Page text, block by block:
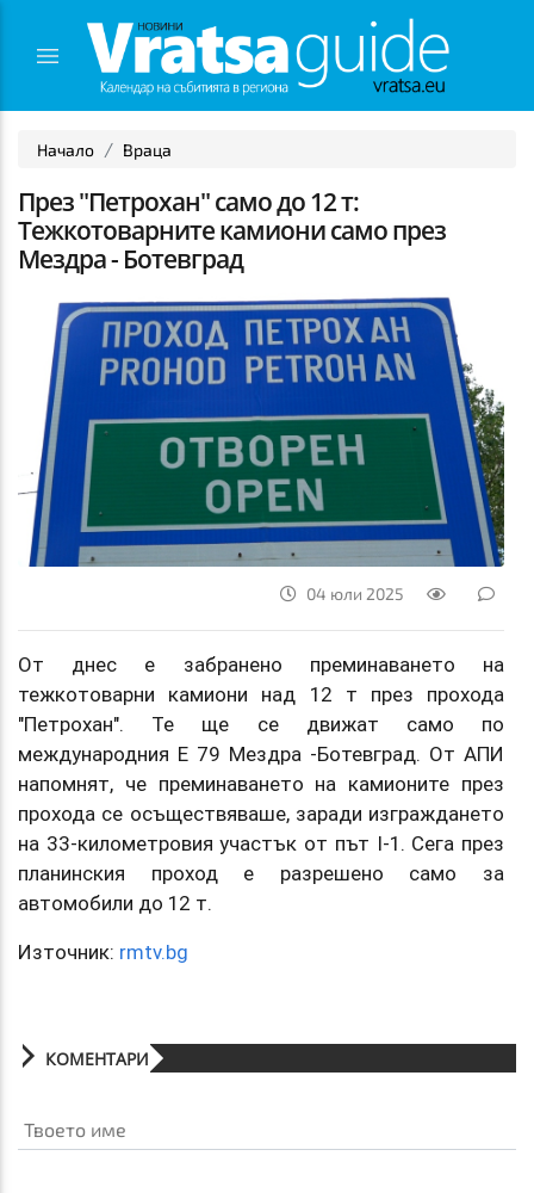
Начало Враца
През "Петрохан" само до 12 т:
Тежкотоварните камиони само през
Мездра - Ботевград
04 юли 2025
От днес е забранено преминаването на
тежкотоварни камиони над 12 т през прохода
"Петрохан". Те ще се движат само по
международния Е 79 Мездра -Ботевград. От АПИ
напомнят, че преминаването на камионите през
прохода се осъществяваше, заради изграждането
на 33-километровия участък от път I-1. Сега през
планинския проход е разрешено само за
автомобили до 12 т.
Източник: rmtv.bg
КОМЕНТАРИ
Твоето име